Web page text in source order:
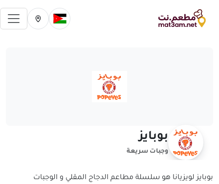
تغيير الدولة الحالية
تغيير المدينة
بوبايز
وجبات سريعة
بوبايز لويزيانا هو سلسلة مطاعم الدجاج المقلي و الوجبات